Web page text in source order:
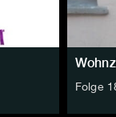
Folge